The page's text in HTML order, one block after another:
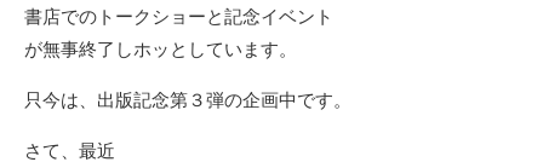
書店でのトークショーと記念イベント
が無事終了しホッとしています。
只今は、出版記念第３弾の企画中です。
さて、最近